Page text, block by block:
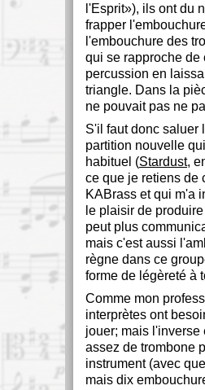
l'Esprit ), ils ont du
frapper
l'embouchure des
qui se rapproche de
percussion en
triangle. Dans la
ne pouvait pas ne
S'il faut donc saluer
partition nouvelle
habituel (Stardust,
ce que je retiens de
KABrass et qui m'a
le plaisir de
peut plus
mais c'est aussi
règne dans ce
forme de légèreté à
Comme mon
interprètes ont
jouer; mais l'inverse
assez de trombone
instrument (avec
mais dix